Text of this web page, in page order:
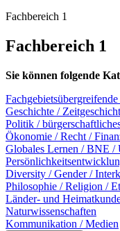
Fachbereich 1
Fachbereich 1
Sie können folgende
Geschichte /
Politik /
Ökonomie / Recht /
Globales Lernen / BNE /
Diversity / Gender /
Philosophie / Religion /
Länder- und
Naturwissenschaften
Kommunikation / Medien